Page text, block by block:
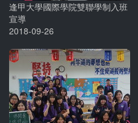
逢甲大學國際學院雙聯學制入班
宣導
2018-09-26